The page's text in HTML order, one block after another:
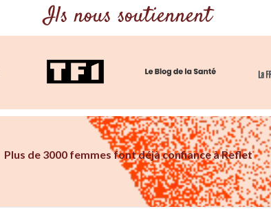
Ils nous soutiennent
Plus de 3000 femmes font déjà confiance à Reflet